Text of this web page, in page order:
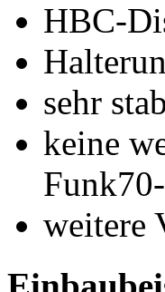
HBC-
sehr
keine
weitere